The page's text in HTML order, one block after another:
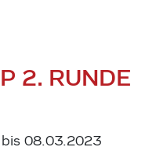
2. RUNDE
08.03.2023